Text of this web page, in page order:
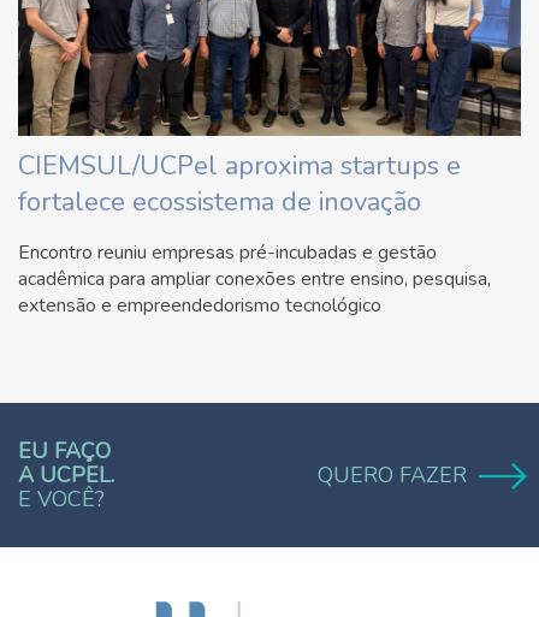
CIEMSUL/UCPel aproxima startups e
fortalece ecossistema de inovação
Encontro reuniu empresas pré-incubadas e gestão
acadêmica para ampliar conexões entre ensino, pesquisa,
extensão e empreendedorismo tecnológico
EU FAÇO
A UCPEL.
E VOCÊ?
QUERO FAZER